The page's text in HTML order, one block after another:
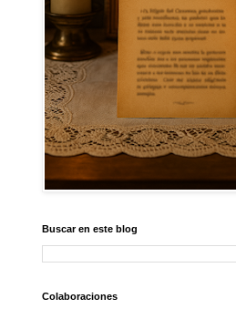
Buscar en este blog
Colaboraciones